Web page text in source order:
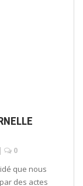
|
0
que nous
des actes